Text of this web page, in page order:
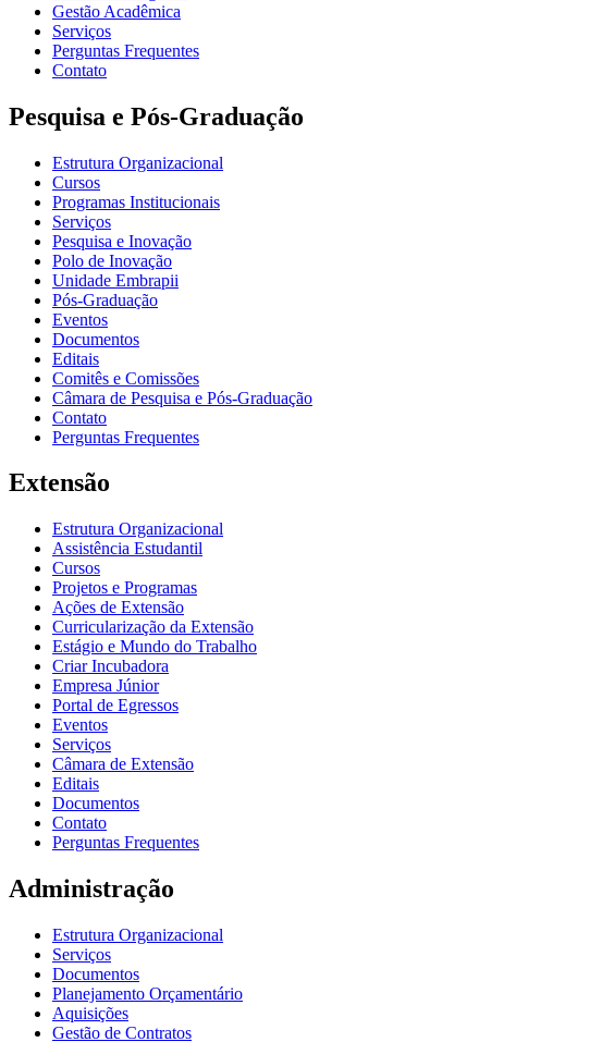
Gestão Acadêmica
Serviços
Perguntas Frequentes
Contato
Pesquisa e Pós-Graduação
Estrutura Organizacional
Cursos
Programas Institucionais
Serviços
Pesquisa e Inovação
Polo de Inovação
Unidade Embrapii
Pós-Graduação
Eventos
Documentos
Editais
Comitês e Comissões
Câmara de Pesquisa e Pós-Graduação
Contato
Perguntas Frequentes
Extensão
Estrutura Organizacional
Assistência Estudantil
Cursos
Projetos e Programas
Ações de Extensão
Curricularização da Extensão
Estágio e Mundo do Trabalho
Criar Incubadora
Empresa Júnior
Portal de Egressos
Eventos
Serviços
Câmara de Extensão
Editais
Documentos
Contato
Perguntas Frequentes
Administração
Estrutura Organizacional
Serviços
Documentos
Planejamento Orçamentário
Aquisições
Gestão de Contratos